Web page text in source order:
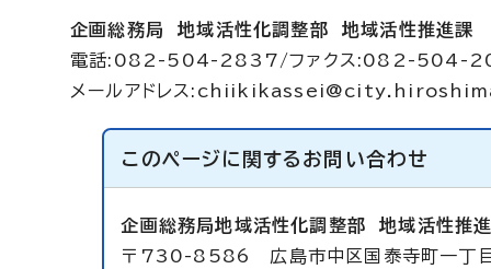
企画総務局 地域活性化調整部 地域活性推進課
電話:082-504-2837/ファクス:082-504-
メールアドレス:
このページに関する お問い合わせ
企画総務局地域活性化調整部地域活性推
〒730-8586 広島市中区国泰寺町一丁